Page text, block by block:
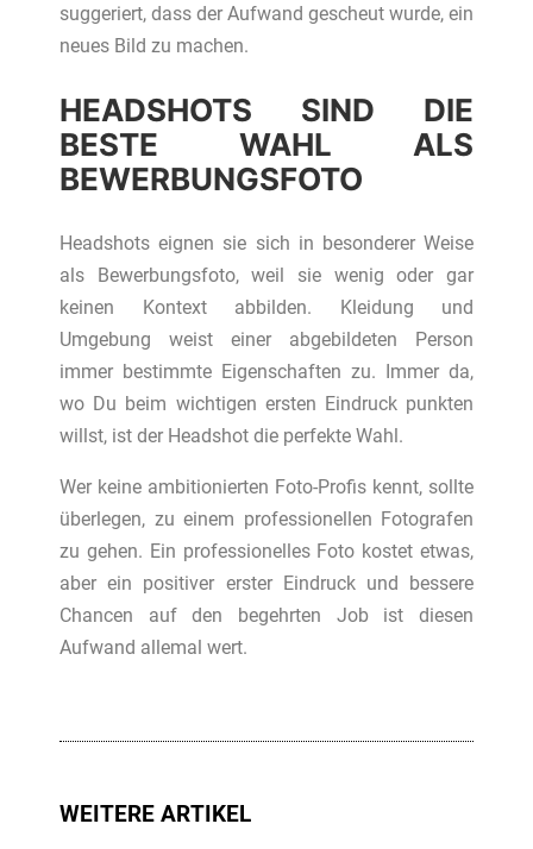
suggeriert, dass der Aufwand gescheut wurde, ein
neues Bild zu machen.
HEADSHOTS SIND DIE
BESTE WAHL ALS
BEWERBUNGSFOTO
Headshots eignen sie sich in besonderer Weise
als Bewerbungsfoto, weil sie wenig oder gar
keinen Kontext abbilden. Kleidung und
Umgebung weist einer abgebildeten Person
immer bestimmte Eigenschaften zu. Immer da,
wo Du beim wichtigen ersten Eindruck punkten
willst, ist der Headshot die perfekte Wahl.
Wer keine ambitionierten Foto-Profis kennt, sollte
überlegen, zu einem professionellen Fotografen
zu gehen. Ein professionelles Foto kostet etwas,
aber ein positiver erster Eindruck und bessere
Chancen auf den begehrten Job ist diesen
Aufwand allemal wert.
WEITERE ARTIKEL